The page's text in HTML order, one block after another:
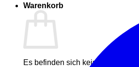
Warenkorb
Es befinden sich keine Produkte